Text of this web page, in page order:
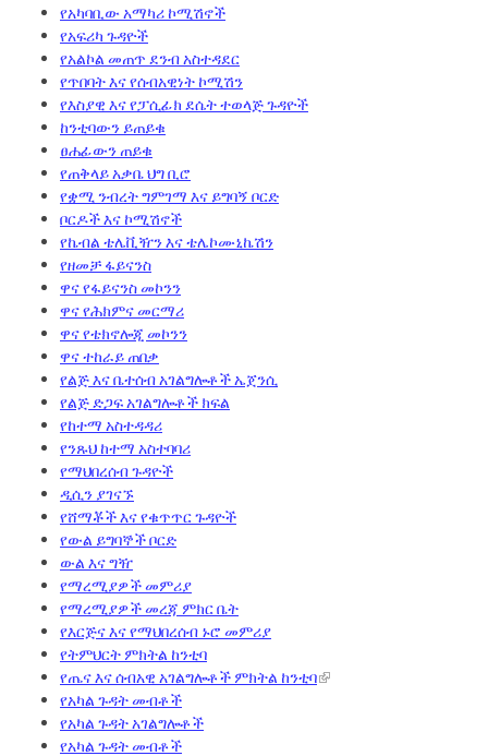
የአካባቢው አማካሪ ኮሚሽኖች
የአፍሪካ ጉዳዮች
የአልኮል መጠጥ ደንብ አስተዳደር
የጥበባት እና የሰብአዊነት ኮሚሽን
የእስያዊ እና የፓሲፊክ ደሴት ተወላጅ ጉዳዮች
ከንቲባውን ይጠይቁ
ፀሐፊውን ጠይቁ
የጠቅላይ አቃቤ ህግ ቢሮ
የቋሚ ንብረት ግምገማ እና ይግባኝ ቦርድ
ቦርዶች እና ኮሚሽኖች
የኬብል ቴሌቪዥን እና ቴሌኮሙኒኬሽን
የዘመቻ ፋይናንስ
ዋና የፋይናንስ መኮንን
ዋና የሕክምና መርማሪ
ዋና የቴክኖሎጂ መኮንን
ዋና ተከራይ ጠበቃ
የልጅ እና ቤተሰብ አገልግሎቶች ኤጀንሲ
የልጅ ድጋፍ አገልግሎቶች ክፍል
የከተማ አስተዳዳሪ
የንጹህ ከተማ አስተባባሪ
የማህበረሰብ ጉዳዮች
ዲሲን ያገናኙ
የሸማቾች እና የቁጥጥር ጉዳዮች
የውል ይግባኞች ቦርድ
ውል እና ግዥ
የማረሚያዎች መምሪያ
የማረሚያዎች መረጃ ምክር ቤት
የእርጅና እና የማህበረሰብ ኑሮ መምሪያ
የትምህርት ምክትል ከንቲባ
የጤና እና ሰብአዊ አገልግሎቶች ምክትል ከንቲባ
የአካል ጉዳት መብቶች
የአካል ጉዳት አገልግሎቶች
የአካል ጉዳት መብቶች